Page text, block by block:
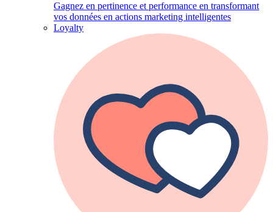
Gagnez en pertinence et performance en transformant
vos données en actions marketing intelligentes
Loyalty